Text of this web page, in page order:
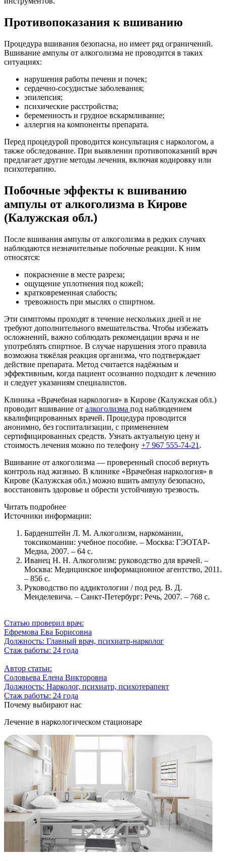
Противопоказания к вшиванию
Процедура вшивания безопасна, но имеет ряд ограничений.
Вшивание ампулы от алкоголизма не проводится в таких
ситуациях:
нарушения работы печени и почек;
сердечно-сосудистые заболевания;
эпилепсия;
психические расстройства;
беременность и грудное вскармливание;
аллергия на компоненты препарата.
Перед процедурой проводится консультация с наркологом, а
также обследование. При выявлении противопоказаний врач
предлагает другие методы лечения, включая кодировку или
психотерапию.
Побочные эффекты к вшиванию
ампулы от алкоголизма в Кирове
(Калужская обл.)
После вшивания ампулы от алкоголизма в редких случаях
наблюдаются незначительные побочные реакции. К ним
относятся:
покраснение в месте разреза;
ощущение уплотнения под кожей;
кратковременная слабость;
тревожность при мыслях о спиртном.
Эти симптомы проходят в течение нескольких дней и не
требуют дополнительного вмешательства. Чтобы избежать
осложнений, важно соблюдать рекомендации врача и не
употреблять спиртное. В случае нарушения этого правила
возможна тяжёлая реакция организма, что подтверждает
действие препарата. Метод считается надёжным и
эффективным, когда пациент осознанно подходит к лечению
и следует указаниям специалистов.
Клиника «Врачебная наркология» в Кирове (Калужская обл.)
проводит вшивание от алкоголизма под наблюдением
квалифицированных врачей. Процедура проводится
анонимно, без госпитализации, с применением
сертифицированных средств. Узнать актуальную цену и
стоимость лечения можно по телефону +7 967 555-74-21 .
Вшивание от алкоголизма — проверенный способ вернуть
контроль над жизнью. В клинике «Врачебная наркология» в
Кирове (Калужская обл.) можно вшить ампулу безопасно,
восстановить здоровье и обрести устойчивую трезвость.
Читать подробнее
Источники информации:
Барденштейн Л. М. Алкоголизм, наркомании,
токсикомании: учебное пособие. – Москва: ГЭОТАР-
Медиа, 2007. – 64 с.
Иванец Н. Н. Алкоголизм: руководство для врачей. –
Москва: Медицинское информационное агентство, 2011.
– 856 с.
Руководство по аддиктологии / под ред. В. Д.
Менделевича. – Санкт-Петербург: Речь, 2007. – 768 с.
Статью проверил врач:
Ефремова Ева Борисовна
Должность: Главный врач, психиатр-нарколог
Стаж работы: 24 года
Автор статьи:
Соловьева Елена Викторовна
Должность: Нарколог, психиатр, психотерапевт
Стаж работы: 24 года
Почему выбирают нас
Лечение в наркологическом стационаре